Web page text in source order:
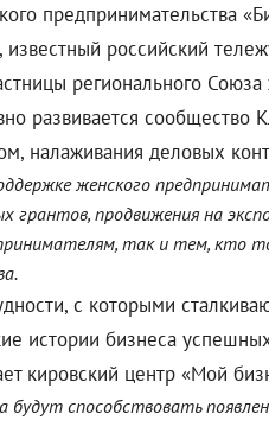
предпринимательства
российский
регионального
развивается
налаживания деловых
женского
грантов, продвижения на
так и тем, кто
с которыми
истории бизнеса
кировский центр «Мой
будут способствовать